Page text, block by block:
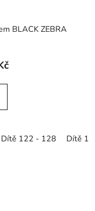
BLACK ZEBRA
Dítě 122 - 128 Dítě